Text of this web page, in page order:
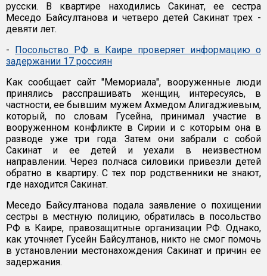
русски. В квартире находились Сакинат, ее сестра
Меседо Байсултанова и четверо детей Сакинат трех -
девяти лет.
- Посольство РФ в Каире проверяет информацию о
задержании 17 россиян
Как сообщает сайт "Мемориала", вооруженные люди
принялись расспрашивать женщин, интересуясь, в
частности, ее бывшим мужем Ахмедом Алигаджиевым,
который, по словам Гусейна, принимал участие в
вооруженном конфликте в Сирии и с которым она в
разводе уже три года. Затем они забрали с собой
Сакинат и ее детей и уехали в неизвестном
направлении. Через полчаса силовики привезли детей
обратно в квартиру. C тех пор родственники не знают,
где находится Сакинат.
Меседо Байсултанова подала заявление о похищении
сестры в местную полицию, обратилась в посольство
РФ в Каире, правозащитные организации РФ. Однако,
как уточняет Гусейн Байсултанов, никто не смог помочь
в установлении местонахождения Сакинат и причин ее
задержания.